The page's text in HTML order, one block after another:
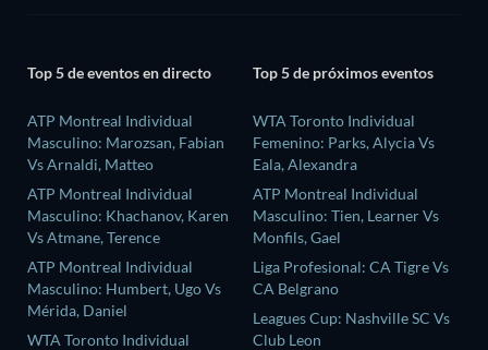
Top 5 de eventos en directo
ATP Montreal Individual
Masculino: Marozsan, Fabian
Vs Arnaldi, Matteo
ATP Montreal Individual
Masculino: Khachanov, Karen
Vs Atmane, Terence
ATP Montreal Individual
Masculino: Humbert, Ugo Vs
Mérida, Daniel
WTA Toronto Individual
Top 5 de próximos eventos
WTA Toronto Individual
Femenino: Parks, Alycia Vs
Eala, Alexandra
ATP Montreal Individual
Masculino: Tien, Learner Vs
Monfils, Gael
Liga Profesional: CA Tigre Vs
CA Belgrano
Leagues Cup: Nashville SC Vs
Club Leon